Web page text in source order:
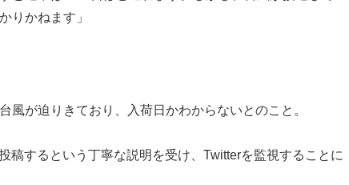
りかねます」
風が迫りきており、入荷日かわからないとのこと。
稿するという丁寧な説明を受け、Twitterを監視することに